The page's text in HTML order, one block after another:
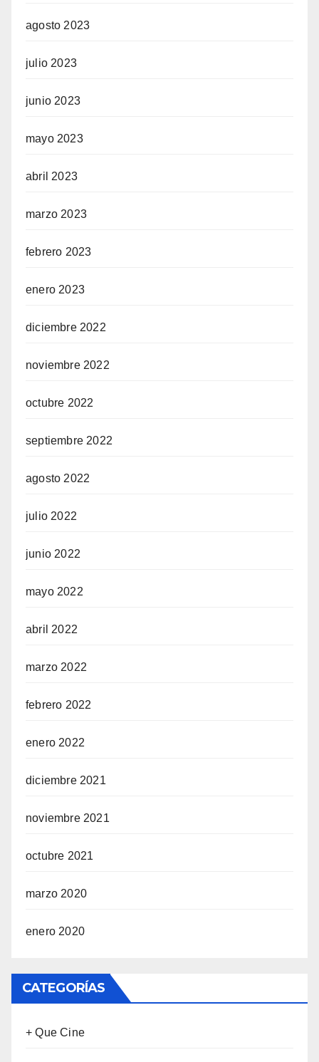
agosto 2023
julio 2023
junio 2023
mayo 2023
abril 2023
marzo 2023
febrero 2023
enero 2023
diciembre 2022
noviembre 2022
octubre 2022
septiembre 2022
agosto 2022
julio 2022
junio 2022
mayo 2022
abril 2022
marzo 2022
febrero 2022
enero 2022
diciembre 2021
noviembre 2021
octubre 2021
marzo 2020
enero 2020
CATEGORÍAS
+ Que Cine